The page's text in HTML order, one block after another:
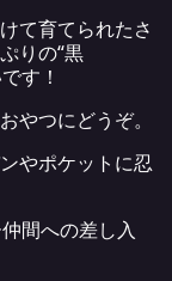
て育てられたさ
りの“黒
す！
やつにどうぞ。
やポケットに忍
間への差し入